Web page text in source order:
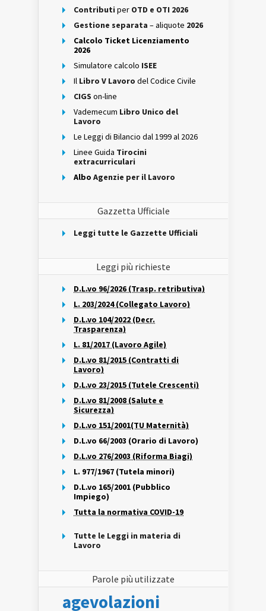
Contributi per OTD e OTI 2026
Gestione separata – aliquote 2026
Calcolo Ticket Licenziamento
2026
Simulatore calcolo ISEE
Il Libro V Lavoro del Codice Civile
CIGS on-line
Vademecum Libro Unico del
Lavoro
Le Leggi di Bilancio dal 1999 al 2026
Linee Guida Tirocini
extracurriculari
Albo Agenzie per il Lavoro
Gazzetta Ufficiale
Leggi tutte le Gazzette Ufficiali
Leggi più richieste
D.L.vo 96/2026 (Trasp. retributiva)
L. 203/2024 (Collegato Lavoro)
D.L.vo 104/2022 (Decr.
Trasparenza)
L. 81/2017 (Lavoro Agile)
D.L.vo 81/2015 (Contratti di
Lavoro)
D.L.vo 23/2015 (Tutele Crescenti)
D.L.vo 81/2008 (Salute e
Sicurezza)
D.L.vo 151/2001(TU Maternità)
D.L.vo 66/2003 (Orario di Lavoro)
D.L.vo 276/2003 (Riforma Biagi)
L. 977/1967 (Tutela minori)
D.L.vo 165/2001 (Pubblico
Impiego)
Tutta la normativa COVID-19
Tutte le Leggi in materia di
Lavoro
Parole più utilizzate
agevolazioni